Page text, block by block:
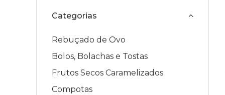
Categorias
Rebuçado de Ovo
Bolos, Bolachas e Tostas
Frutos Secos Caramelizados
Compotas